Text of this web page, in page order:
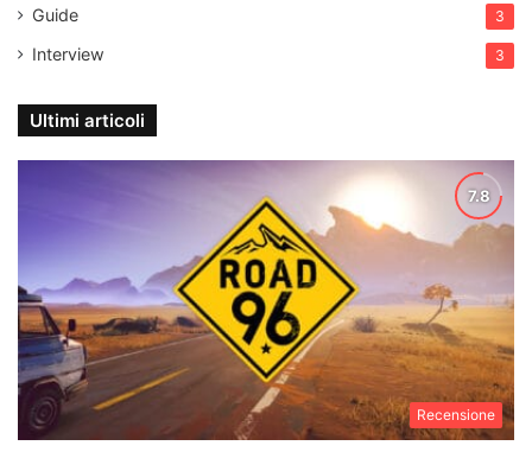
Guide 3
Interview 3
Ultimi articoli
Recensione